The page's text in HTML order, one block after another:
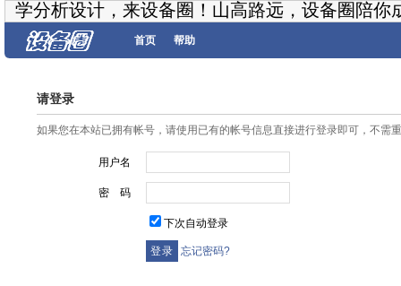
学分析设计，来设备圈！山高路远，设备圈陪你
首页 帮助
请登录
如果您在本站已拥有帐号，请使用已有的帐号信息直接进行登录即可，不需
用户名
密 码
下次自动登录
忘记密码?